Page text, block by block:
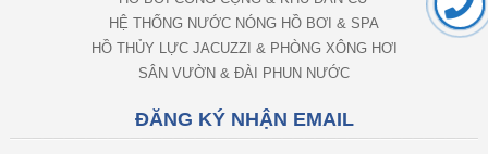
HỆ THỐNG NƯỚC NÓNG HỒ BƠI & SPA
HỒ THỦY LỰC JACUZZI & PHÒNG XÔNG HƠI
SÂN VƯỜN & ĐÀI PHUN NƯỚC
ĐĂNG KÝ NHẬN EMAIL